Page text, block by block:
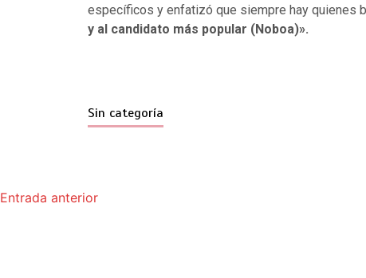
específicos y enfatizó que siempre hay quienes
y al candidato más popular (Noboa)».
Sin categoría
Entrada anterior